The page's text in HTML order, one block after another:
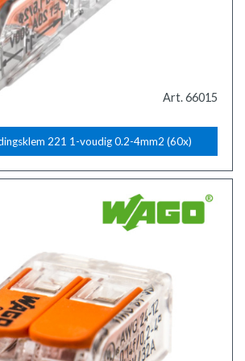
Art. 66015
221 1-voudig 0.2-4mm2 (60x)